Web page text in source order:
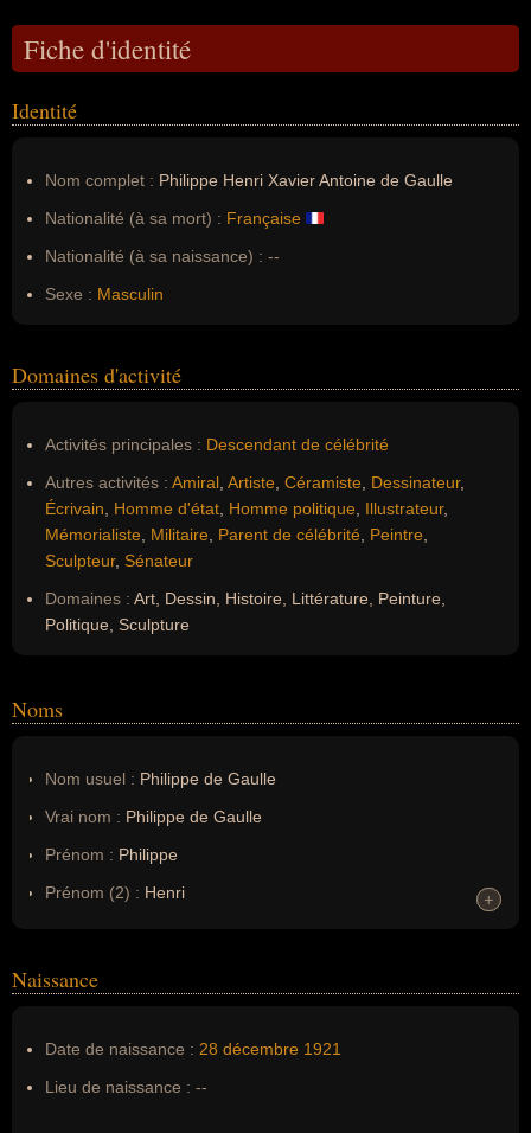
Fiche d'identité
Identité
Nom complet : Philippe Henri Xavier Antoine de Gaulle
Nationalité (à sa mort) : Française
Nationalité (à sa naissance) : --
Sexe : Masculin
Domaines d'activité
Activités principales : Descendant de célébrité
Autres activités : Amiral Artiste Céramiste Dessinateur,
Écrivain
Homme d'état Homme politique Illustrateur,
Mémorialiste
Militaire Parent de célébrité Peintre
Sculpteur, Sénateur
Domaines : Art, Dessin, Histoire, Littérature, Peinture,
Politique, Sculpture
Noms
Nom usuel : Philippe de Gaulle
Vrai nom : Philippe de Gaulle
Prénom : Philippe
Prénom (2) : Henri
Homonymes : 0 (aucun)
+
+
Naissance
Date de naissance : 28 décembre 1921
Lieu de naissance : --